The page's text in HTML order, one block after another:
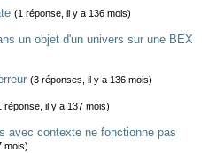
(1 réponse, il y a 136 mois)
un objet d'un univers sur une BEX
(3 réponses, il y a 136 mois)
réponse, il y a 137 mois)
avec contexte ne fonctionne pas
mois)